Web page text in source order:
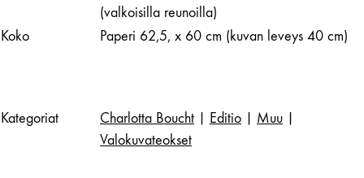
(valkoisilla reunoilla)
Koko
Paperi 62,5, x 60 cm (kuvan leveys 40 cm)
Kategoriat Charlotta Boucht Editio Muu
Valokuvateokset